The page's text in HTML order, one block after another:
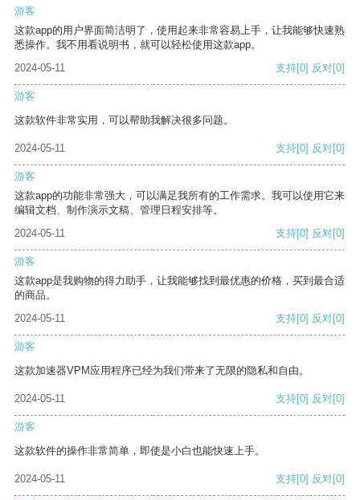
游客
这款app的用户界面简洁明了，使用起来非常容易上手，让我能够快速熟
悉操作。我不用看说明书，就可以轻松使用这款app。
2024-05-11
支持[0] 反对[0]
游客
这款软件非常实用，可以帮助我解决很多问题。
2024-05-11 支持[0] 反对[0]
游客
这款app的功能非常强大，可以满足我所有的工作需求。我可以使用它来
编辑文档、制作演示文稿、管理日程安排等。
2024-05-11
支持[0] 反对[0]
游客
这款app是我购物的得力助手，让我能够找到最优惠的价格，买到最合适
的商品。
2024-05-11
支持[0] 反对[0]
游客
这款加速器VPM应用程序已经为我们带来了无限的隐私和自由。
2024-05-11 支持[0] 反对[0]
游客
这款软件的操作非常简单，即使是小白也能快速上手。
2024-05-11 支持[0] 反对[0]